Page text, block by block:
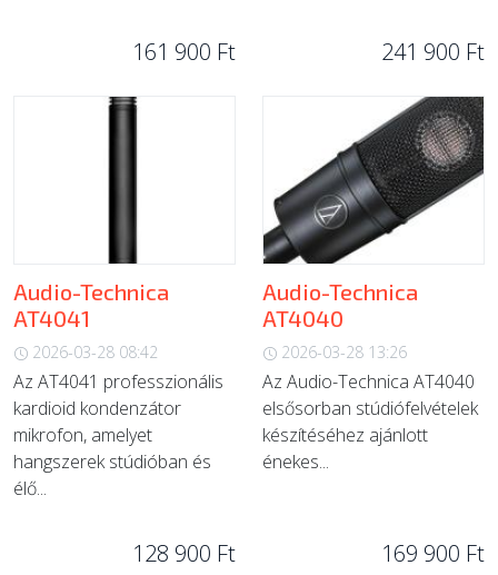
161 900 Ft 241 900 Ft
Audio-Technica
AT4041
2026-03-28 08:42
Az AT4041 professzionális
kardioid kondenzátor
mikrofon, amelyet
hangszerek stúdióban és
élő...
128 900 Ft
Audio-Technica
AT4040
2026-03-28 13:26
Az Audio-Technica AT4040
elsősorban stúdiófelvételek
készítéséhez ajánlott
énekes...
169 900 Ft